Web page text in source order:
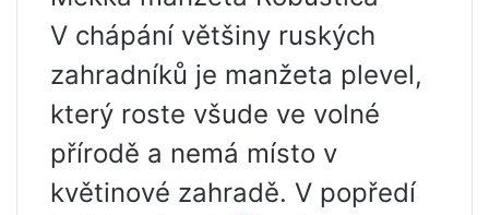
V chápání většiny ruských
zahradníků je manžeta plevel,
který roste všude ve volné
přírodě a nemá místo v
květinové zahradě. V popředí